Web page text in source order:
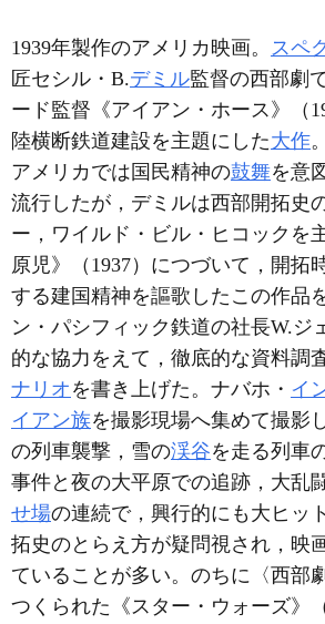
1939年製作のアメリカ映画。 スペ
匠セシル・B.デミル監督の西部劇
ード監督《アイアン・ホース》（
陸横断鉄道建設を主題にした大作
アメリカでは国民精神の鼓舞を意
流行したが，デミルは西部開拓史
ー，ワイルド・ビル・ヒコックを
原児》（1937）につづいて，開拓
する建国精神を謳歌したこの作品
ン・パシフィック鉄道の社長W.ジ
的な協力をえて，徹底的な資料調
ナリオ を書き上げた。ナバホ・ イ
イアン族を撮影現場へ集めて撮影
の列車襲撃，雪の渓谷を走る列車
事件と夜の大平原での追跡，大乱
せ場の連続で，興行的にも大ヒッ
拓史のとらえ方が疑問視され，映
ていることが多い。のちに〈西部
つくられた《スター・ウォーズ》